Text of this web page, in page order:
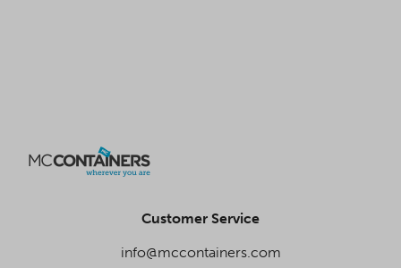
Customer Service
info@mccontainers.com